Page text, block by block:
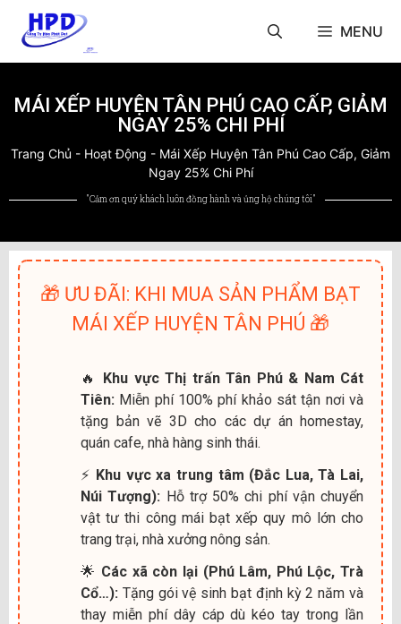
MENU
MÁI XẾP HUYỆN TÂN PHÚ CAO CẤP, GIẢM
NGAY 25% CHI PHÍ
Trang Chủ - Hoạt Động - Mái Xếp Huyện Tân Phú Cao Cấp, Giảm
Ngay 25% Chi Phí
"Cảm ơn quý khách luôn đồng hành và ủng hộ chúng tôi"
🎁 ƯU ĐÃI: KHI MUA SẢN PHẨM BẠT
MÁI XẾP HUYỆN TÂN PHÚ 🎁
🔥 Khu vực Thị trấn Tân Phú & Nam Cát
Tiên: Miễn phí 100% phí khảo sát tận nơi và
tặng bản vẽ 3D cho các dự án homestay,
quán cafe, nhà hàng sinh thái.
⚡ Khu vực xa trung tâm (Đắc Lua, Tà Lai,
Núi Tượng): Hỗ trợ 50% chi phí vận chuyển
vật tư thi công mái bạt xếp quy mô lớn cho
trang trại, nhà xưởng nông sản.
🌟 Các xã còn lại (Phú Lâm, Phú Lộc, Trà
Cổ…): Tặng gói vệ sinh bạt định kỳ 2 năm và
thay miễn phí dây cáp dù kéo tay trong lần